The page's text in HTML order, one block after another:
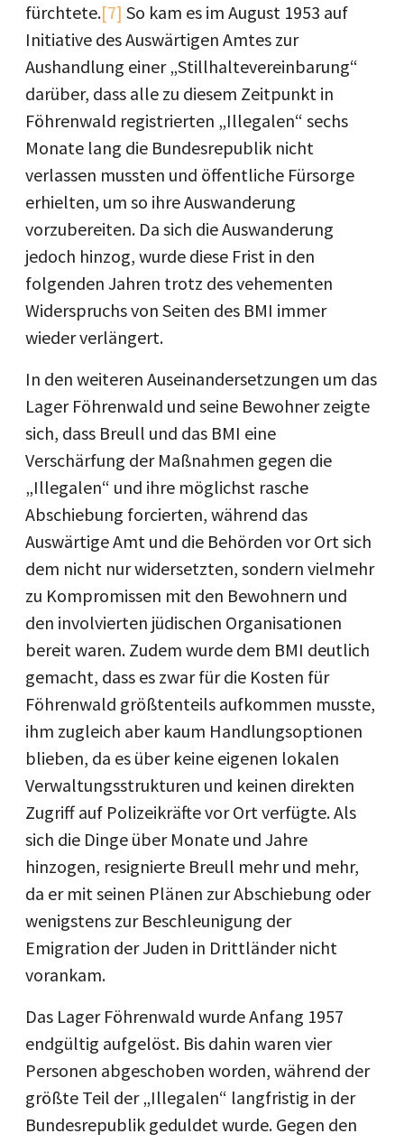
fürchtete.[7] So kam es im August 1953 auf
Initiative des Auswärtigen Amtes zur
Aushandlung einer „Stillhaltevereinbarung“
darüber, dass alle zu diesem Zeitpunkt in
Föhrenwald registrierten „Illegalen“ sechs
Monate lang die Bundesrepublik nicht
verlassen mussten und öffentliche Fürsorge
erhielten, um so ihre Auswanderung
vorzubereiten. Da sich die Auswanderung
jedoch hinzog, wurde diese Frist in den
folgenden Jahren trotz des vehementen
Widerspruchs von Seiten des BMI immer
wieder verlängert.
In den weiteren Auseinandersetzungen um das
Lager Föhrenwald und seine Bewohner zeigte
sich, dass Breull und das BMI eine
Verschärfung der Maßnahmen gegen die
„Illegalen“ und ihre möglichst rasche
Abschiebung forcierten, während das
Auswärtige Amt und die Behörden vor Ort sich
dem nicht nur widersetzten, sondern vielmehr
zu Kompromissen mit den Bewohnern und
den involvierten jüdischen Organisationen
bereit waren. Zudem wurde dem BMI deutlich
gemacht, dass es zwar für die Kosten für
Föhrenwald größtenteils aufkommen musste,
ihm zugleich aber kaum Handlungsoptionen
blieben, da es über keine eigenen lokalen
Verwaltungsstrukturen und keinen direkten
Zugriff auf Polizeikräfte vor Ort verfügte. Als
sich die Dinge über Monate und Jahre
hinzogen, resignierte Breull mehr und mehr,
da er mit seinen Plänen zur Abschiebung oder
wenigstens zur Beschleunigung der
Emigration der Juden in Drittländer nicht
vorankam.
Das Lager Föhrenwald wurde Anfang 1957
endgültig aufgelöst. Bis dahin waren vier
Personen abgeschoben worden, während der
größte Teil der „Illegalen“ langfristig in der
Bundesrepublik geduldet wurde. Gegen den